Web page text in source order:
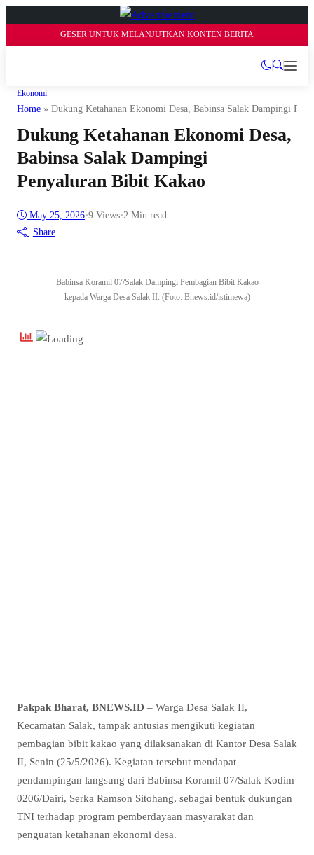
GESER UNTUK MELANJUTKAN KONTEN BERITA
Ekonomi
Home » Dukung Ketahanan Ekonomi Desa, Babinsa Salak Dampingi
Dukung Ketahanan Ekonomi Desa,
Babinsa Salak Dampingi
Penyaluran Bibit Kakao
May 25, 2026•9 Views•2 Min read
Share
Babinsa Koramil 07/Salak Dampingi Pembagian Bibit Kakao
kepada Warga Desa Salak II. (Foto: Bnews.id/istimewa)
Pakpak Bharat, BNEWS.ID – Warga Desa Salak II,
Kecamatan Salak, tampak antusias mengikuti kegiatan
pembagian bibit kakao yang dilaksanakan di Kantor Desa Salak
II, Senin (25/5/2026). Kegiatan tersebut mendapat
pendampingan langsung dari Babinsa Koramil 07/Salak Kodim
0206/Dairi, Serka Ramson Sitohang, sebagai bentuk dukungan
TNI terhadap program pemberdayaan masyarakat dan
penguatan ketahanan ekonomi desa.